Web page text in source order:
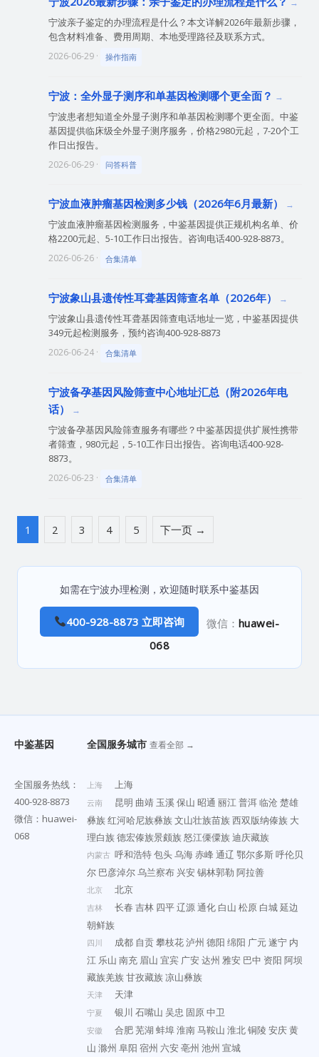
宁波亲子鉴定的办理流程是什么？本文详解2026年最新步骤，
包含材料准备、费用周期、本地受理路径及联系方式。
2026-06-29 · 操作指南
宁波：全外显子测序和单基因检测哪个更全面？
宁波患者想知道全外显子测序和单基因检测哪个更全面。中鉴
基因提供临床级全外显子测序服务，价格2980元起，7-20个工
作日出报告。
2026-06-29 · 问答科普
宁波血液肿瘤基因检测多少钱（2026年6月最新）
宁波血液肿瘤基因检测服务，中鉴基因提供正规机构名单、价
格2200元起、5-10工作日出报告。咨询电话400-928-8873。
2026-06-26 · 合集清单
宁波象山县遗传性耳聋基因筛查名单（2026年）
宁波象山县遗传性耳聋基因筛查电话地址一览，中鉴基因提供
349元起检测服务，预约咨询400-928-8873
2026-06-24 · 合集清单
宁波备孕基因风险筛查中心地址汇总（附2026年电
话）
宁波备孕基因风险筛查服务有哪些？中鉴基因提供扩展性携带
者筛查，980元起，5-10工作日出报告。咨询电话400-928-
8873。
2026-06-23 · 合集清单
1 2 3 4 5 下一页 →
如需在宁波办理检测，欢迎随时联系中鉴基因
400-928-8873 立即咨询 微信： huawei-
068
中鉴基因
全国服务热线：
400-928-8873
微信：huawei-
068
全国服务城市 查看全部 →
上海 上海
云南 昆明 曲靖 玉溪保山 昭通 丽江普洱临沧楚雄
彝族红河哈尼族彝族文山壮族苗族西双版纳傣族 大
理白族德宏傣族景颇族怒江傈僳族迪庆藏族
内蒙古 呼和浩特包头乌海赤峰通辽 鄂尔多斯呼伦贝
尔 巴彦淖尔乌兰察布 兴安锡林郭勒 阿拉善
北京 北京
吉林 长春 吉林 四平辽源通化 白山 松原 白城延边
朝鲜族
四川 成都 自贡攀枝花泸州 德阳 绵阳 广元遂宁 内
江 乐山 南充 眉山 宜宾 广安达州 雅安 巴中 资阳 阿坝
藏族羌族甘孜藏族凉山彝族
天津 天津
宁夏 银川 石嘴山 吴忠 固原中卫
安徽 合肥芜湖 蚌埠淮南马鞍山 淮北铜陵 安庆黄
山 滁州 阜阳 宿州 六安亳州 池州 宣城